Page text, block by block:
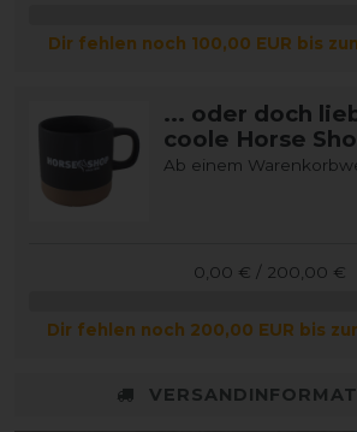
Dir fehlen noch 100,00 EUR bis
... oder doch
coole Horse
Ab einem
0,00 € / 200,00 €
Dir fehlen noch 200,00 EUR bis